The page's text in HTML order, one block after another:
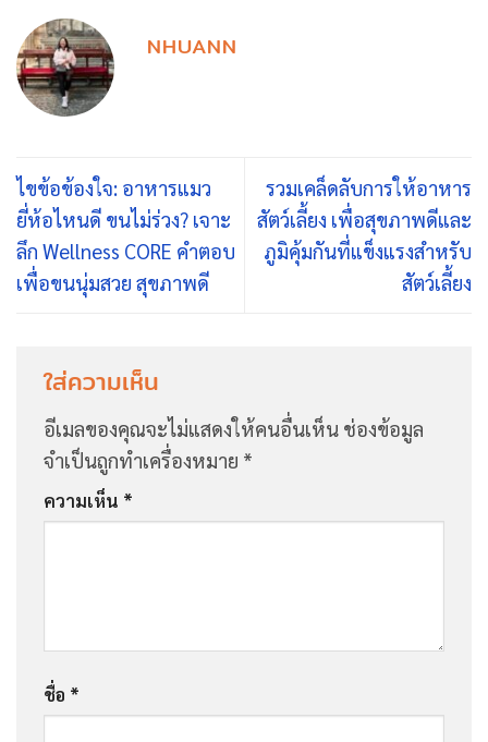
NHUANN
ไขข้อข้องใจ: อาหารแมว
ยี่ห้อไหนดี ขนไม่ร่วง? เจาะ
ลึก Wellness CORE คำตอบ
เพื่อขนนุ่มสวย สุขภาพดี
รวมเคล็ดลับการให้อาหาร
สัตว์เลี้ยง เพื่อสุขภาพดีและ
ภูมิคุ้มกันที่แข็งแรงสำหรับ
สัตว์เลี้ยง
ใส่ความเห็น
อีเมลของคุณจะไม่แสดงให้คนอื่นเห็น ช่องข้อมูล
จำเป็นถูกทำเครื่องหมาย *
ความเห็น *
ชื่อ *